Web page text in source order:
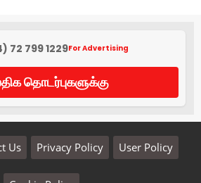
72 799 1229For Advertising
தொடர்புகளுக்கு
Us Privacy Policy User Policy